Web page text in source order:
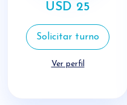
USD 25
Solicitar turno
Ver perfil